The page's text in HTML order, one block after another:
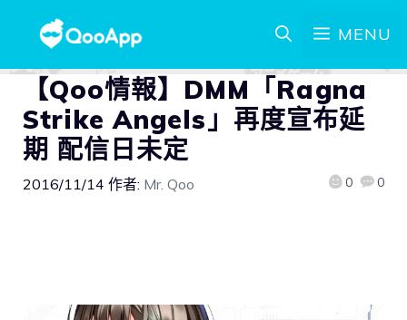
MENU
【Qoo情報】DMM「Ragna
Strike Angels」再度宣布延
期 配信日未定
2016/11/14 作者: Mr. Qoo 0 0